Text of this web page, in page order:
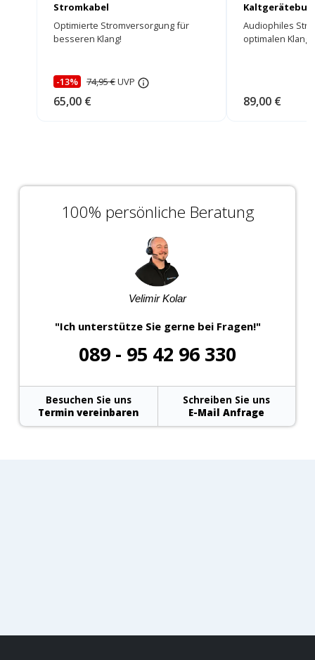
Stromkabel
Optimierte Stromversorgung für
besseren Klang!
-13% 74,95 €UVP
65,00 €
Audiophiles
optimalen Klang!
89,00 €
100% persönliche Beratung
Velimir Kolar
"Ich unterstütze Sie gerne bei Fragen!"
089 - 95 42 96 330
Besuchen Sie uns
Termin vereinbaren
Schreiben Sie uns
E-Mail Anfrage